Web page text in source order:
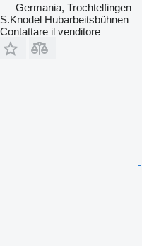
Germania, Trochtelfingen
S.Knodel Hubarbeitsbühnen
Contattare il venditore